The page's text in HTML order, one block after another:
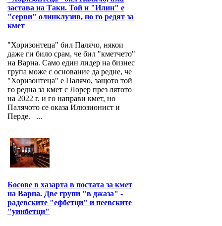
застава на Таки. Той и "Илин" е
"серви" олинклузив, но го редят за
кмет
"Хоризонтеца" бил Палячо, някои
даже ги било срам, че бил "кметчето"
на Варна. Само един лидер на бизнес
група може с основание да редне, че
"Хоризонтеца" е Палячо, защото той
го редна за кмет с Лорер през лятото
на 2022 г. и го направи кмет, но
Палячото се оказа Илюзионист и
Перде. ...
Босове в хазарта в постата за кмет
на Варна. Две групи "в джаза" -
радевските "ефбетци" и пеевските
"уинбетци"